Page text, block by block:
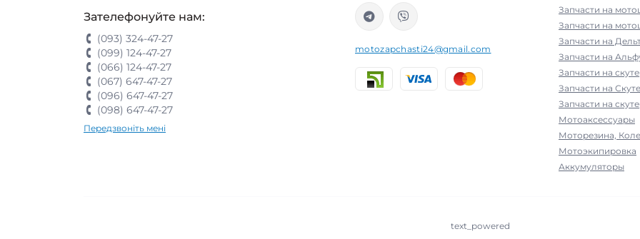
Зателефонуйте нам:
(093) 324-47-27
(099) 124-47-27
(066) 124-47-27
(067) 647-47-27
(096) 647-47-27
(098) 647-47-27
Передзвоніть мені
motozapchasti24@gmail.com
Запчасти на
Запчасти на
Запчасти на
Запчасти на
Запчасти на
Запчасти на
Запчасти на
Мотоаксессуары
Моторезина,
Мотоэкипировка
Аккумуляторы
text_powered